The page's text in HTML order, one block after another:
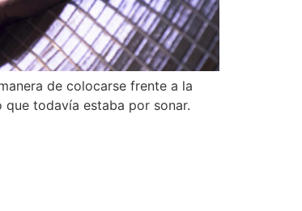
de colocarse frente a la
todavía estaba por sonar.